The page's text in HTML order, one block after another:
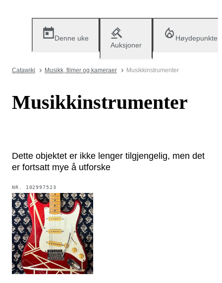
Denne uke
Auksjoner
Høydepunkter
Catawiki Musikk, filmer og kameraer Musikkinstrumenter
Musikkinstrumenter
Dette objektet er ikke lenger tilgjengelig, men det
er fortsatt mye å utforske
NR. 102997523